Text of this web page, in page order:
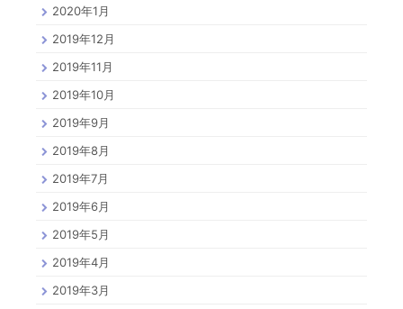
2020年1月
2019年12月
2019年11月
2019年10月
2019年9月
2019年8月
2019年7月
2019年6月
2019年5月
2019年4月
2019年3月